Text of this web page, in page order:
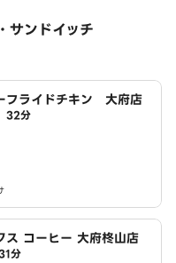
サンドイッチ
フライドチキン 大府店
32分
ス コーヒー 大府柊山店
分